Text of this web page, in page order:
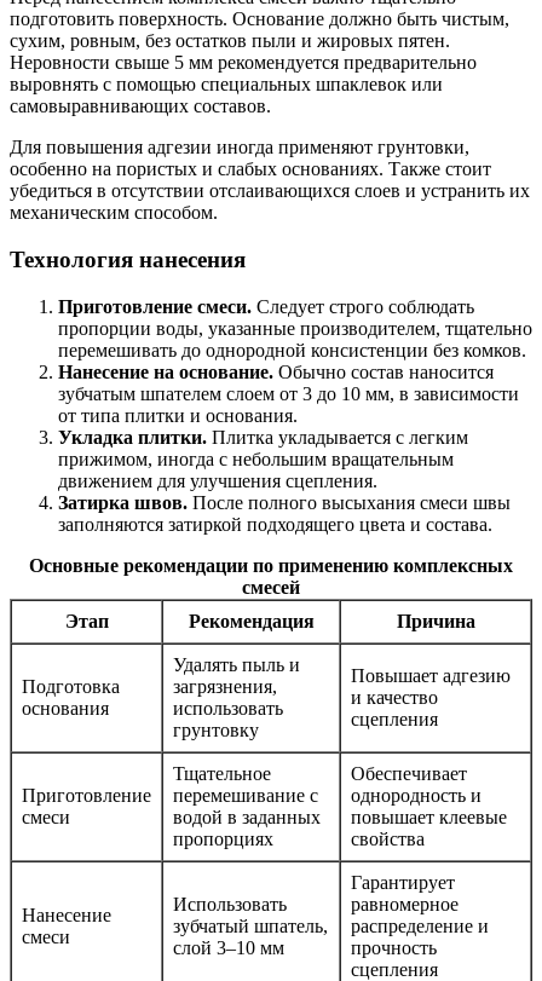
подготовить поверхность. Основание должно быть чистым,
сухим, ровным, без остатков пыли и жировых пятен.
Неровности свыше 5 мм рекомендуется предварительно
выровнять с помощью специальных шпаклевок или
самовыравнивающих составов.
Для повышения адгезии иногда применяют грунтовки,
особенно на пористых и слабых основаниях. Также стоит
убедиться в отсутствии отслаивающихся слоев и устранить их
механическим способом.
Технология нанесения
Приготовление смеси. Следует строго соблюдать
пропорции воды, указанные производителем, тщательно
перемешивать до однородной консистенции без комков.
Нанесение на основание. Обычно состав наносится
зубчатым шпателем слоем от 3 до 10 мм, в зависимости
от типа плитки и основания.
Укладка плитки. Плитка укладывается с легким
прижимом, иногда с небольшим вращательным
движением для улучшения сцепления.
Затирка швов. После полного высыхания смеси швы
заполняются затиркой подходящего цвета и состава.
Основные рекомендации по применению комплексных
смесей
Этап
Рекомендация Причина
Подготовка
основания
Удалять пыль и
загрязнения,
использовать
грунтовку
Повышает адгезию
и качество
сцепления
Приготовление
смеси
Тщательное
перемешивание с
водой в заданных
пропорциях
Обеспечивает
однородность и
повышает клеевые
свойства
Нанесение
смеси
Использовать
зубчатый шпатель,
слой 3–10 мм
Гарантирует
равномерное
распределение и
прочность
сцепления